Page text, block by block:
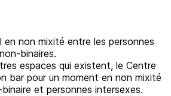
en non mixité entre les personnes
binaires.
espaces qui existent, le Centre
bar pour un moment en non mixité
et personnes intersexes.